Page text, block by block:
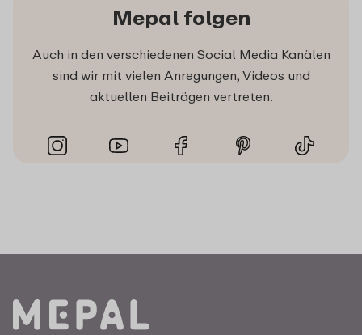
Mepal folgen
Auch in den verschiedenen Social Media Kanälen
sind wir mit vielen Anregungen, Videos und
aktuellen Beiträgen vertreten.